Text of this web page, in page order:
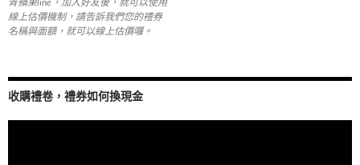
線上估價機制，請告訴我們您的禮券
名稱與面額，就可以線上估價囉。
收購禮卷，禮券如何換現金